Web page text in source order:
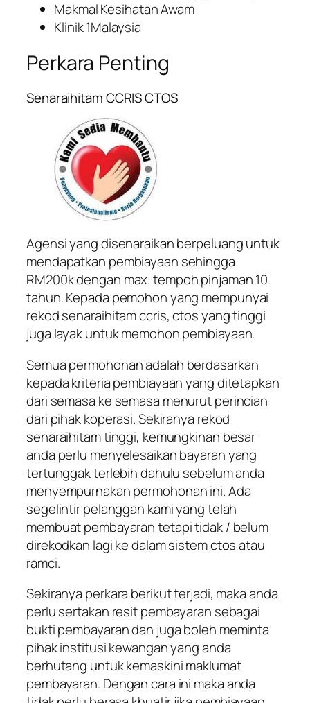
Makmal Kesihatan Awam
Klinik 1Malaysia
Perkara Penting
Senaraihitam CCRIS CTOS
Agensi yang disenaraikan berpeluang untuk
mendapatkan pembiayaan sehingga
RM200k dengan max. tempoh pinjaman 10
tahun. Kepada pemohon yang mempunyai
rekod senaraihitam ccris, ctos yang tinggi
juga layak untuk memohon pembiayaan.
Semua permohonan adalah berdasarkan
kepada kriteria pembiayaan yang ditetapkan
dari semasa ke semasa menurut perincian
dari pihak koperasi. Sekiranya rekod
senaraihitam tinggi, kemungkinan besar
anda perlu menyelesaikan bayaran yang
tertunggak terlebih dahulu sebelum anda
menyempurnakan permohonan ini. Ada
segelintir pelanggan kami yang telah
membuat pembayaran tetapi tidak / belum
direkodkan lagi ke dalam sistem ctos atau
ramci.
Sekiranya perkara berikut terjadi, maka anda
perlu sertakan resit pembayaran sebagai
bukti pembayaran dan juga boleh meminta
pihak institusi kewangan yang anda
berhutang untuk kemaskini maklumat
pembayaran. Dengan cara ini maka anda